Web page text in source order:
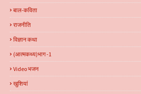
बाल-कविता
राजनीति
विज्ञान कथा
(आत्मकथ्य)भाग -1
Video भजन
खुशियां